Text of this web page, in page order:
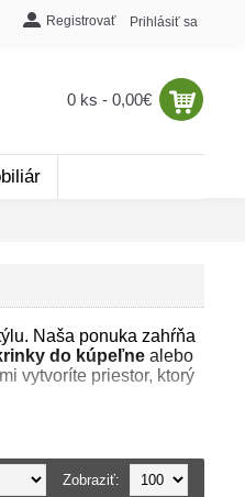
Registrovať Prihlásiť sa
0 ks - 0,00€
Naša ponuka zahŕňa
do kúpeľne alebo
vytvoríte priestor, ktorý
Zobraziť: